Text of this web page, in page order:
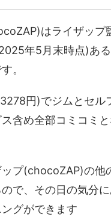
はライザップ
年5月末時点)あ
。
円)でジムとセル
含め全部コミコミ
プ(chocoZAP)の他
で、その日の気分
グができます